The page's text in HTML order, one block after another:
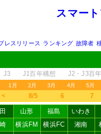
スマー
レスリリース ランキング 故障者
J3 J1百年構想 J2・J3百
1月 2月 3月 4月 5月
＜ 8/5 6 7
山形 福島
いわき
横浜FM 横浜FC 湘南